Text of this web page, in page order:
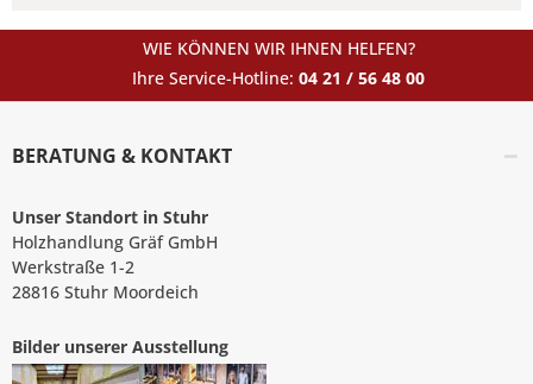
WIE KÖNNEN WIR IHNEN HELFEN?
Ihre Service-Hotline: 04 21 / 56 48 00
BERATUNG & KONTAKT
Unser Standort in Stuhr
Holzhandlung Gräf GmbH
Werkstraße 1-2
28816 Stuhr Moordeich
Bilder unserer Ausstellung